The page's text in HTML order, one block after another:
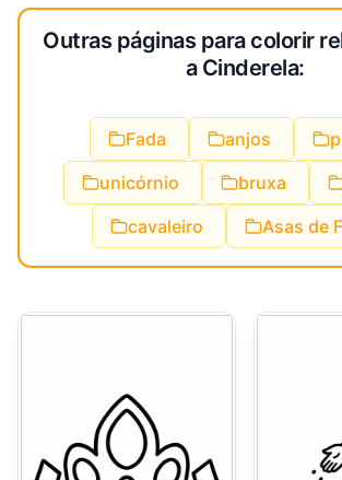
Outras páginas para colorir
a Cinderela:
Fada anjos
unicórnio
bruxa
cavaleiro
Asas de